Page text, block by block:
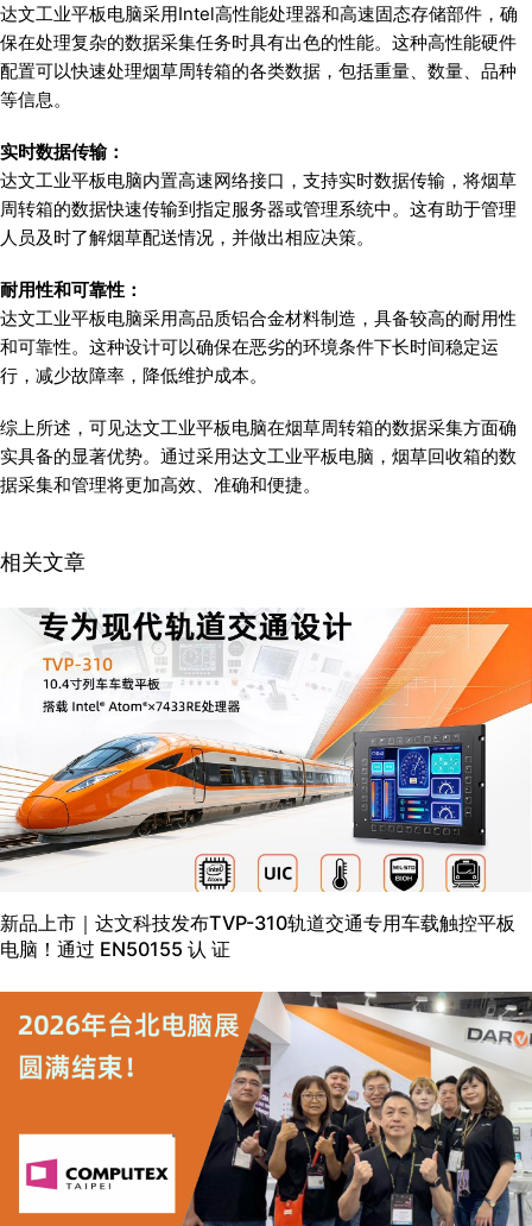
达文工业平板电脑采用Intel高性能处理器和高速固态存储部件，确
保在处理复杂的数据采集任务时具有出色的性能。这种高性能硬件
配置可以快速处理烟草周转箱的各类数据，包括重量、数量、品种
等信息。
实时数据传输：
达文工业平板电脑内置高速网络接口，支持实时数据传输，将烟草
周转箱的数据快速传输到指定服务器或管理系统中。这有助于管理
人员及时了解烟草配送情况，并做出相应决策。
耐用性和可靠性：
达文工业平板电脑采用高品质铝合金材料制造，具备较高的耐用性
和可靠性。这种设计可以确保在恶劣的环境条件下长时间稳定运
行，减少故障率，降低维护成本。
综上所述，可见达文工业平板电脑在烟草周转箱的数据采集方面确
实具备的显著优势。通过采用达文工业平板电脑，烟草回收箱的数
据采集和管理将更加高效、准确和便捷。
相关文章
新品上市｜达文科技发布TVP-310轨道交通专用车载触控平板
电脑！通过 EN50155 认 证